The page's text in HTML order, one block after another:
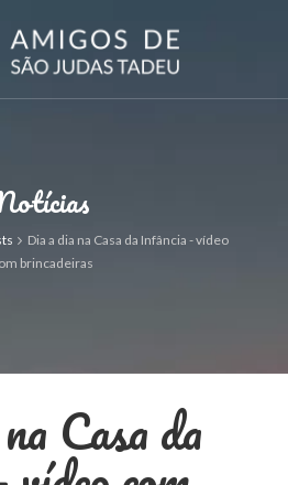
Dia a dia na Casa da Infância - vídeo
brincadeiras
Casa da